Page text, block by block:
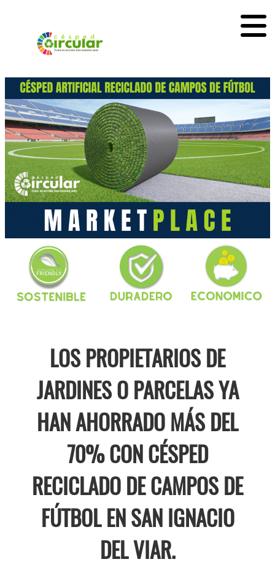
LOS PROPIETARIOS DE
JARDINES O PARCELAS YA
HAN AHORRADO MÁS DEL
70% CON CÉSPED
RECICLADO DE CAMPOS DE
FÚTBOL EN SAN IGNACIO
DEL VIAR.